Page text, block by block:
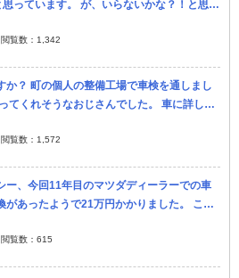
っています。 が、いらないかな？！と思っ
すかご意見下さい。 車はま だきま...
閲覧数： 1,342
か？ 町の個人の整備工場で車検を通しまし
てくれそうなおじさんでした。 車に詳しく
ドバイスお願いします。 ==========
閲覧数： 1,572
ー、今回11年目のマツダディーラーでの車
があったようで21万円かかりました。 これ
万円くらいでした。今回の車検を前にマツ
閲覧数： 615